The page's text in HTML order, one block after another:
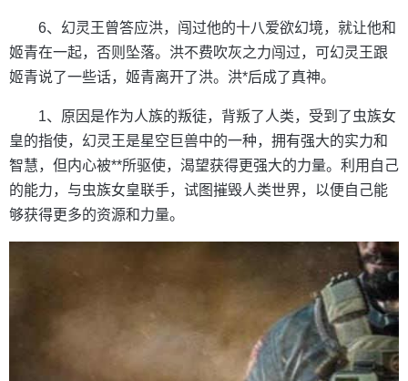
6、幻灵王曾答应洪，闯过他的十八爱欲幻境，就让他和
姬青在一起，否则坠落。洪不费吹灰之力闯过，可幻灵王跟
姬青说了一些话，姬青离开了洪。洪*后成了真神。
1、原因是作为人族的叛徒，背叛了人类，受到了虫族女
皇的指使，幻灵王是星空巨兽中的一种，拥有强大的实力和
智慧，但内心被**所驱使，渴望获得更强大的力量。利用自己
的能力，与虫族女皇联手，试图摧毁人类世界，以便自己能
够获得更多的资源和力量。